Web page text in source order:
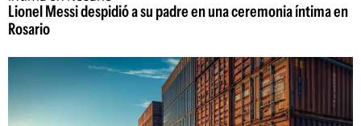
Lionel Messi despidió a su padre en una ceremonia íntima en
Rosario